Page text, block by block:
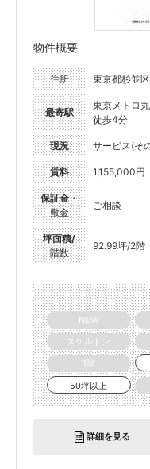
物件概要
住所 東京都杉並
最寄駅
東京メトロ
徒歩4分
現況 サービス(そ
賃料 1,155,000円
保証金・
敷金
ご相談
坪面積/
階数
92.99坪/2階
NEW
スケルトン
1階
50坪以上
詳細を見る